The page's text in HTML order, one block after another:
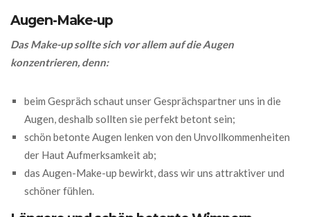
Augen-Make-up
Das Make-up sollte sich vor allem auf die Augen
konzentrieren, denn:
beim Gespräch schaut unser Gesprächspartner uns in die
Augen, deshalb sollten sie perfekt betont sein;
schön betonte Augen lenken von den Unvollkommenheiten
der Haut Aufmerksamkeit ab;
das Augen-Make-up bewirkt, dass wir uns attraktiver und
schöner fühlen.